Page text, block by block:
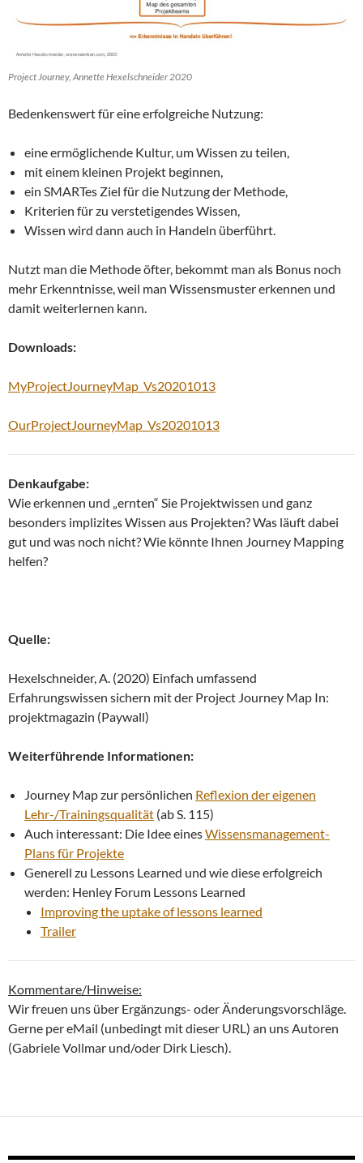
Project Journey, Annette Hexelschneider 2020
Bedenkenswert für eine erfolgreiche Nutzung:
eine ermöglichende Kultur, um Wissen zu teilen,
mit einem kleinen Projekt beginnen,
ein SMARTes Ziel für die Nutzung der Methode,
Kriterien für zu verstetigendes Wissen,
Wissen wird dann auch in Handeln überführt.
Nutzt man die Methode öfter, bekommt man als Bonus noch
mehr Erkenntnisse, weil man Wissensmuster erkennen und
damit weiterlernen kann.
Downloads:
MyProjectJourneyMap_Vs20201013
OurProjectJourneyMap_Vs20201013
Denkaufgabe:
Wie erkennen und „ernten“ Sie Projektwissen und ganz
besonders implizites Wissen aus Projekten? Was läuft dabei
gut und was noch nicht? Wie könnte Ihnen Journey Mapping
helfen?
Quelle:
Hexelschneider, A. (2020) Einfach umfassend
Erfahrungswissen sichern mit der Project Journey Map In:
projektmagazin (Paywall)
Weiterführende Informationen:
Journey Map zur persönlichen Reflexion der eigenen
Lehr-/Trainingsqualität (ab S. 115)
Auch interessant: Die Idee einesWissensmanagement-
Plans für Projekte
Generell zu Lessons Learned und wie diese erfolgreich
werden: Henley Forum Lessons Learned
Improving the uptake of lessons learned
Trailer
Kommentare/Hinweise:
Wir freuen uns über Ergänzungs- oder Änderungsvorschläge.
Gerne per eMail (unbedingt mit dieser URL) an uns Autoren
(Gabriele Vollmar und/oder Dirk Liesch).